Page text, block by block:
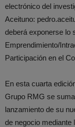
electrónico del
Aceituno:
deberá exponerse lo
Emprendimiento/
Participación en el
En esta cuarta
Grupo RMG se
lanzamiento de su
de negocio mediante